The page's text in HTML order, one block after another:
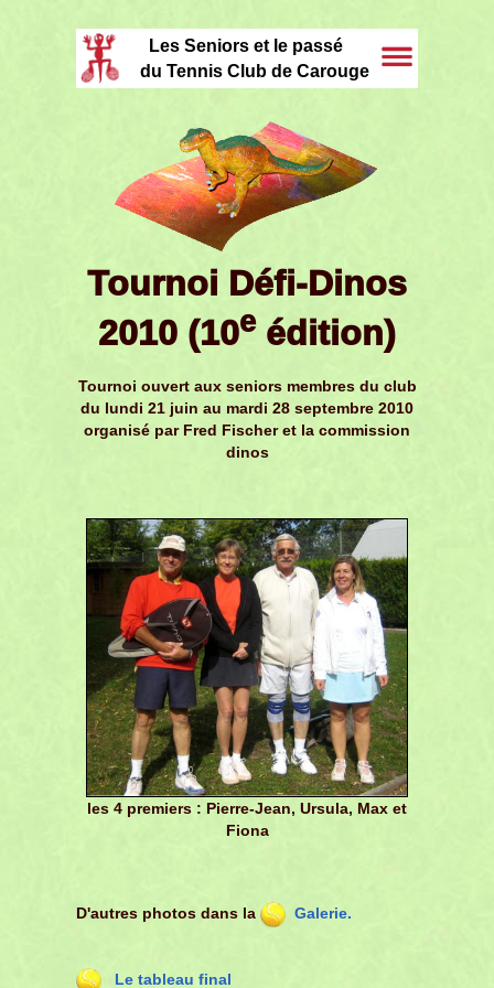
Les Seniors et le passé
du Tennis Club de Carouge
Tournoi Défi-Dinos
2010 (10eédition)
Tournoi ouvert aux seniors membres du club
du lundi 21 juin au mardi 28 septembre 2010
organisé par Fred Fischer et la commission
dinos
les 4 premiers : Pierre-Jean, Ursula, Max et
Fiona
D'autres photos dans la Galerie.
Le tableau final